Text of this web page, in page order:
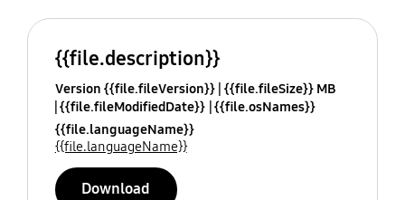
{{file.description}}
Version {{file.fileVersion}} {{file.fileSize}} MB
{{file.fileModifiedDate}} {{file.osNames}}
{{file.languageName}}
{{file.languageName}}
Download